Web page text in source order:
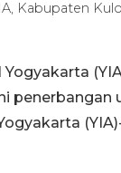
Kabupaten
penerbangan